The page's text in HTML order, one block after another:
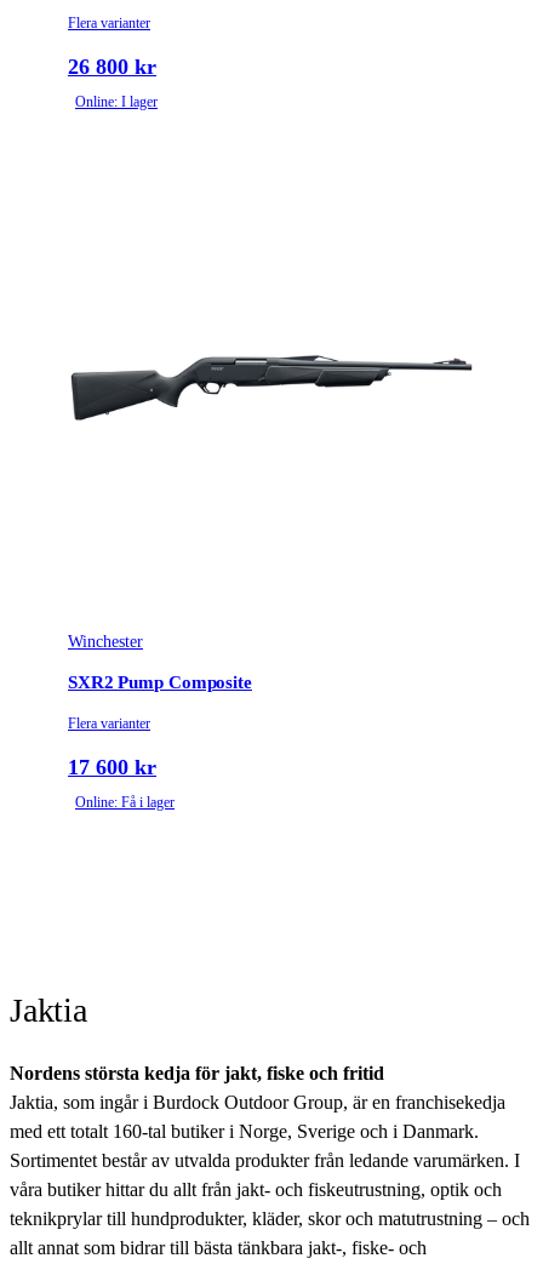
Flera varianter
26 800 kr
Online: I lager
Winchester
SXR2 Pump Composite
Flera varianter
17 600 kr
Online: Få i lager
Jaktia
Nordens största kedja för jakt, fiske och fritid
Jaktia, som ingår i Burdock Outdoor Group, är en franchisekedja
med ett totalt 160-tal butiker i Norge, Sverige och i Danmark.
Sortimentet består av utvalda produkter från ledande varumärken. I
våra butiker hittar du allt från jakt- och fiskeutrustning, optik och
teknikprylar till hundprodukter, kläder, skor och matutrustning – och
allt annat som bidrar till bästa tänkbara jakt-, fiske- och